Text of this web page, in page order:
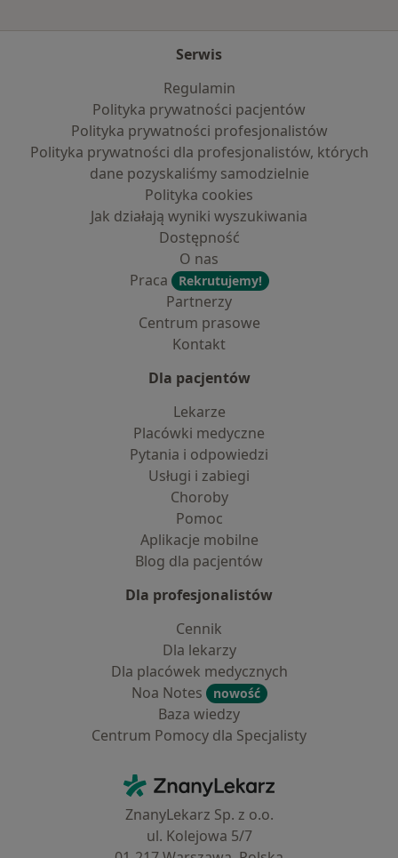
Serwis
Regulamin
Polityka prywatności pacjentów
Polityka prywatności profesjonalistów
Polityka prywatności dla profesjonalistów, których
dane pozyskaliśmy samodzielnie
Polityka cookies
Jak działają wyniki wyszukiwania
Dostępność
O nas
Praca
Rekrutujemy!
Partnerzy
Centrum prasowe
Kontakt
Dla pacjentów
Lekarze
Placówki medyczne
Pytania i odpowiedzi
Usługi i zabiegi
Choroby
Pomoc
Aplikacje mobilne
Blog dla pacjentów
Dla profesjonalistów
Cennik
Dla lekarzy
Dla placówek medycznych
Noa Notes
nowość
Baza wiedzy
Centrum Pomocy dla Specjalisty
ZnanyLekarz - Strona główna
ZnanyLekarz Sp. z o.o.
ul. Kolejowa 5/7